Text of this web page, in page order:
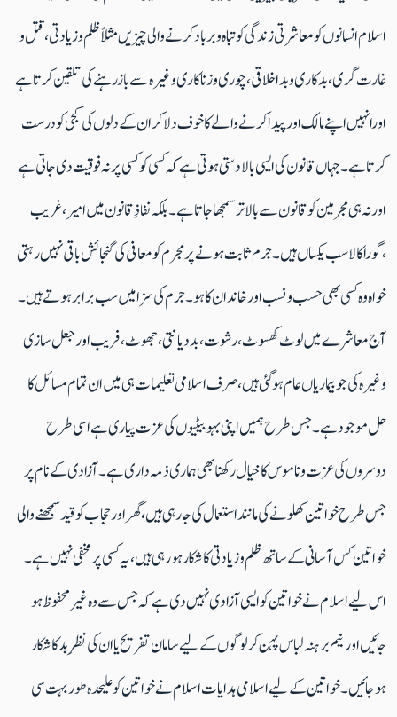
اسلام انسانوں کومعاشرتی زندگی کو تباہ وبربادکرنے والی چیزیں مثلاً ظلم وزیادتی ،قتل و
غارت گری، بدکاری و بداخلاقی،چوری وزناکاری وغیرہ سے بازرہنے کی تلقین کرتاہے
اورانہیں اپنے مالک اورپیداکرنے والے کا خوف دلاکر ان کے دلوں کی کجی کودرست
کرتاہے۔جہاں قانون کی ایسی بالادستی ہوتی ہے کہ کسی کو کسی پر نہ فوقیت دی جاتی ہے
اور نہ ہی مجرمین کو قانون سے بالا تر سمجھا جاتا ہے۔ بلکہ نفاذِقانون میں امیر ،غریب
،گورا کالا سب یکساں ہیں۔ جرم ثابت ہونے پر مجرم کو معافی کی گنجائش باقی نہیں رہتی
خواہ وہ کسی بھی حسب و نسب اور خاندان کا ہو۔جرم کی سزا میں سب برابر ہوتے ہیں۔
آج معاشرے میں لوٹ کھسوٹ، رشوت، بددیانتی، جھوٹ ، فریب اور جعل سازی
وغیرہ کی جو بیماریاں عام ہوگئی ہیں،صرف اسلامی تعلیمات ہی میں ان تمام مسائل کا
حل موجودہے۔جس طرح ہمیں اپنی بہوبیٹیوں کی عزت پیاری ہے اسی طرح
دوسروں کی عزت وناموس کاخیال رکھنا بھی ہماری ذمہ داری ہے۔ آزادی کے نام پر
جس طرح خواتین کھلونے کی ماننداستعمال کی جارہی ہیں، گھراورحجاب کو قید سمجھنے والی
خواتین کس آسانی کے ساتھ ظلم وزیادتی کا شکار ہورہی ہیں، یہ کسی پر مخفی نہیں ہے۔
اس لیے اسلام نے خواتین کوایسی آزادی نہیں دی ہے کہ جس سے وہ غیرمحفوظ ہو
جائیں اورنیم برہنہ لباس پہن کر لوگوں کے لیے سامان تفریح یا ان کی نظرِبدکا شکار
ہوجائیں ۔ خواتین کے لیے اسلامی ہدایات اسلام نے خواتین کو علیحدہ طوربہت سی